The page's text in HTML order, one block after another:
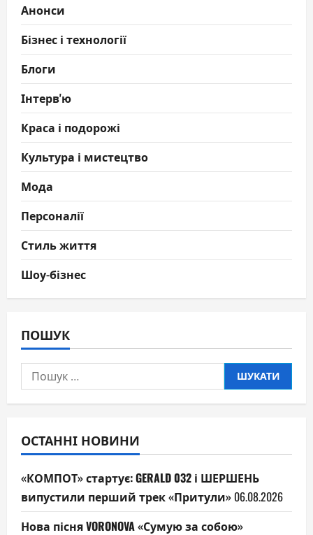
Анонси
Бізнес і технології
Блоги
Інтерв'ю
Краса і подорожі
Культура і мистецтво
Мода
Персоналії
Стиль життя
Шоу-бізнес
ПОШУК
Пошук:
ОСТАННІ НОВИНИ
«КОМПОТ» стартує: GERALD 032 і ШЕРШЕНЬ
випустили перший трек «Притули» 06.08.2026
Нова пісня VORONOVA «Сумую за собою»